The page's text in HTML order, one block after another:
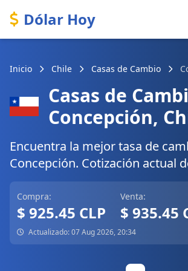
Dólar Hoy
Inicio Chile Casas de Cambio
Casas de
Concepción,
Encuentra la mejor tasa de
Concepción. Cotización actual
Compra:
$ 925.45 CLP
Venta:
$ 935.45
Actualizado: 07 Aug 2026, 20:34